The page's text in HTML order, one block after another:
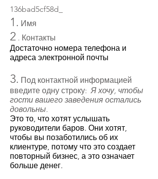
136bad5cf58d_
1. Имя
2 . Контакты
Достаточно номера телефона и
адреса электронной почты
3. Под контактной информацией
введите одну строку: Я хочу, чтобы
гости вашего заведения остались
довольны.
Это то, что хотят услышать
руководители баров. Они хотят,
чтобы вы позаботились об их
клиентуре, потому что это создает
повторный бизнес, а это означает
больше денег.